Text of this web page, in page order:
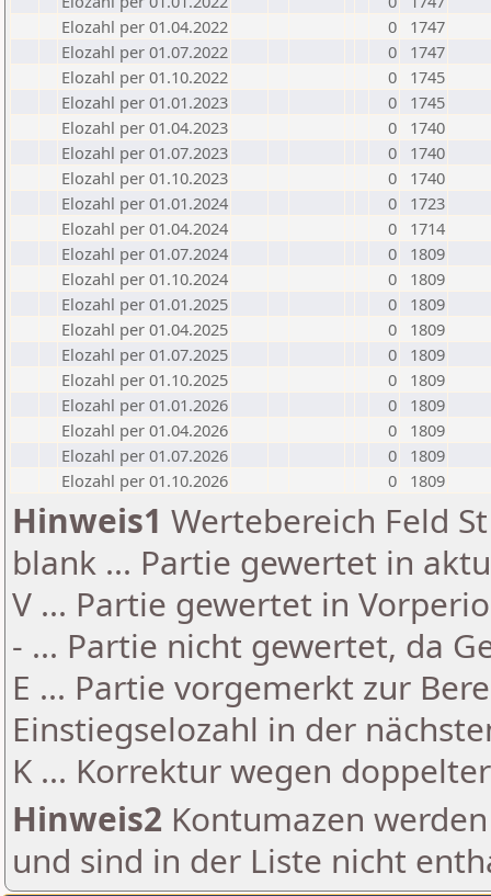
Elozahl per 01.04.2022
0
1747
Elozahl per 01.07.2022
0
1747
Elozahl per 01.10.2022
0
1745
Elozahl per 01.01.2023
0
1745
Elozahl per 01.04.2023
0
1740
Elozahl per 01.07.2023
0
1740
Elozahl per 01.10.2023
0
1740
Elozahl per 01.01.2024
0
1723
Elozahl per 01.04.2024
0
1714
Elozahl per 01.07.2024
0
1809
Elozahl per 01.10.2024
0
1809
Elozahl per 01.01.2025
0
1809
Elozahl per 01.04.2025
0
1809
Elozahl per 01.07.2025
0
1809
Elozahl per 01.10.2025
0
1809
Elozahl per 01.01.2026
0
1809
Elozahl per 01.04.2026
0
1809
Elozahl per 01.07.2026
0
1809
Elozahl per 01.10.2026
0 1809
Hinweis1 Wertebereich Feld
blank ... Partie gewertet in
V ... Partie gewertet in
- ... Partie nicht gewertet, da
E ... Partie vorgemerkt zur
Einstiegselozahl in der
K ... Korrektur wegen
Hinweis2 Kontumazen
und sind in der Liste nicht